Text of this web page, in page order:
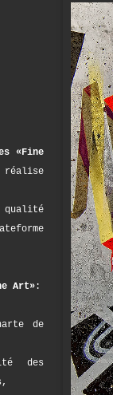
«Fine
réalise
qualité
Art» :
de
des